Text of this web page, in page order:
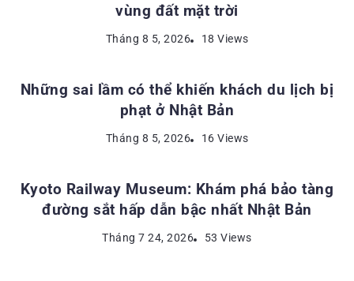
vùng đất mặt trời
Tháng 8 5, 2026 18 Views
KINH NGHIỆM DU LỊCH NHẬT BẢN
Những sai lầm có thể khiến khách du lịch bị
phạt ở Nhật Bản
Tháng 8 5, 2026 16 Views
ĐỊA ĐIỂM DU LỊCH NHẬT BẢN
Kyoto Railway Museum: Khám phá bảo tàng
đường sắt hấp dẫn bậc nhất Nhật Bản
Tháng 7 24, 2026 53 Views